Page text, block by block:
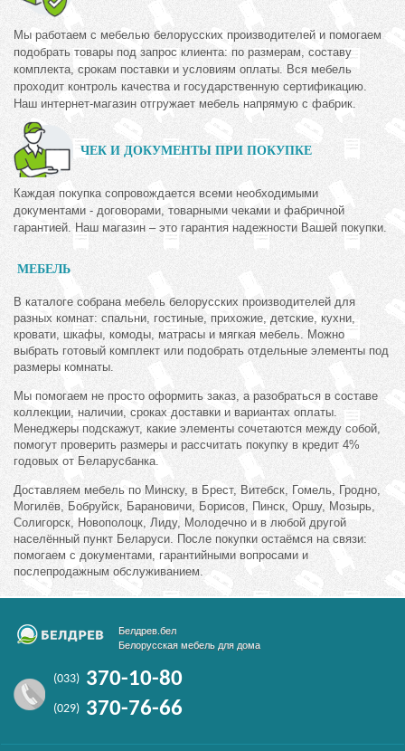
Мы работаем с мебелью белорусских производителей и помогаем
подобрать товары под запрос клиента: по размерам, составу
комплекта, срокам поставки и условиям оплаты. Вся мебель
проходит контроль качества и государственную сертификацию.
Наш интернет-магазин отгружает мебель напрямую с фабрик.
ЧЕК И ДОКУМЕНТЫ ПРИ ПОКУПКЕ
Каждая покупка сопровождается всеми необходимыми
документами - договорами, товарными чеками и фабричной
гарантией. Наш магазин – это гарантия надежности Вашей покупки.
МЕБЕЛЬ
В каталоге собрана мебель белорусских производителей для
разных комнат: спальни, гостиные, прихожие, детские, кухни,
кровати, шкафы, комоды, матрасы и мягкая мебель. Можно
выбрать готовый комплект или подобрать отдельные элементы под
размеры комнаты.
Мы помогаем не просто оформить заказ, а разобраться в составе
коллекции, наличии, сроках доставки и вариантах оплаты.
Менеджеры подскажут, какие элементы сочетаются между собой,
помогут проверить размеры и рассчитать покупку в кредит 4%
годовых от Беларусбанка.
Доставляем мебель по Минску, в Брест, Витебск, Гомель, Гродно,
Могилёв, Бобруйск, Барановичи, Борисов, Пинск, Оршу, Мозырь,
Солигорск, Новополоцк, Лиду, Молодечно и в любой другой
населённый пункт Беларуси. После покупки остаёмся на связи:
помогаем с документами, гарантийными вопросами и
послепродажным обслуживанием.
Белдрев.бел
Белорусская мебель для дома
(033) 370-10-80
(029) 370-76-66